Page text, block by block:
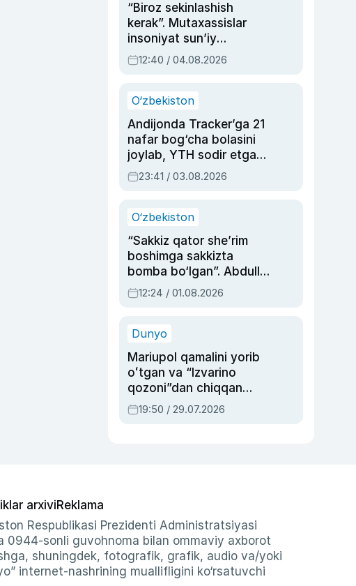
“Biroz sekinlashish
kerak”. Mutaxassislar
insoniyat sun’iy
intellektni boshqara
olmay qolishidan xavotir
12:40 / 04.08.2026
O‘zbekiston
Andijonda Tracker’ga 21
nafar bog‘cha bolasini
joylab, YTH sodir etgan
ayolga sud hukmi o‘qildi
23:41 / 03.08.2026
O‘zbekiston
“Sakkiz qator she’rim
boshimga sakkizta
bomba bo‘lgan”. Abdulla
Oripovni siyosiy
ayblovlardan asrab
12:24 / 01.08.2026
Dunyo
Mariupol qamalini yorib
oʻtgan va “Izvarino
qozoni”dan chiqqan
qahramon — Ukraina
armiyasi bosh
19:50 / 29.07.2026
arxiviReklama
Respublikasi Prezidenti Administratsiyasi
0944-sonli guvohnoma bilan ommaviy axborot
shuningdek, fotografik, grafik, audio va/yoki
internet-nashrining muallifligini ko‘rsatuvchi